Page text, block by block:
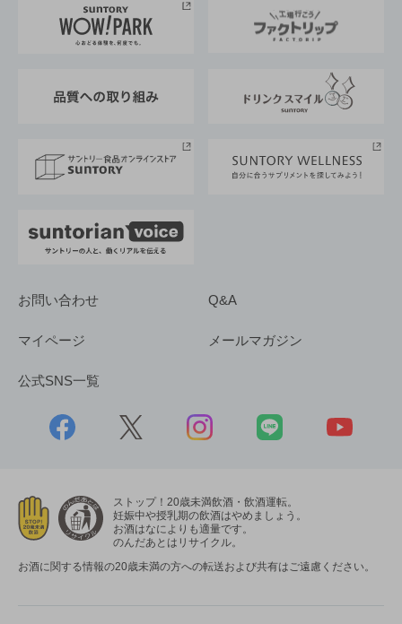
地域情報
サントリーサンバーズ大阪
サントリーが考えるサステナビリティ経営
企業概要
採用情報
お問い合わせ Q&A
マイページ メールマガジン
公式SNS一覧
ストップ！20歳未満飲酒・飲酒運転。
妊娠中や授乳期の飲酒はやめましょう。
お酒はなによりも適量です。
のんだあとはリサイクル。
お酒に関する情報の20歳未満の方への転送および共有はご遠慮ください。